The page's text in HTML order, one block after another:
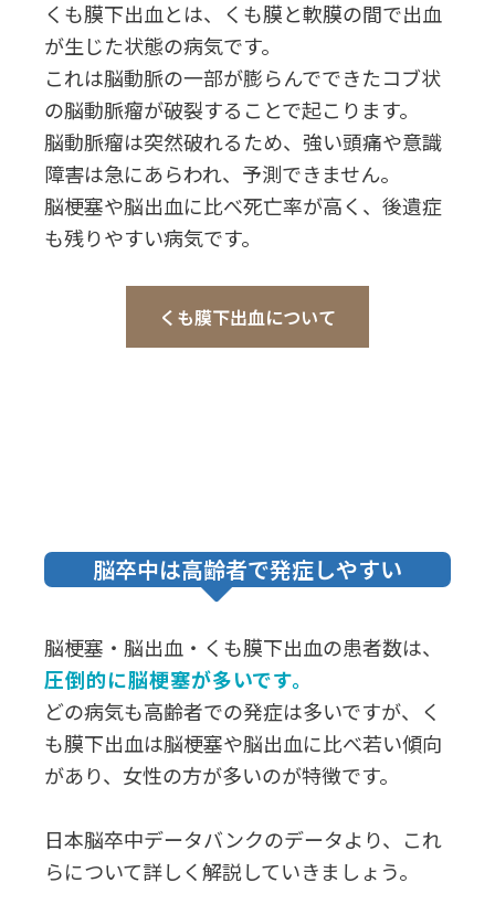
くも膜下出血とは、くも膜と軟膜の間で出血
が生じた状態の病気です。
これは脳動脈の一部が膨らんでできたコブ状
の脳動脈瘤が破裂することで起こります。
脳動脈瘤は突然破れるため、強い頭痛や意識
障害は急にあらわれ、予測できません。
脳梗塞や脳出血に比べ死亡率が高く、後遺症
も残りやすい病気です。
くも膜下出血について
脳卒中は高齢者で発症しやすい
脳梗塞・脳出血・くも膜下出血の患者数は、
圧倒的に脳梗塞が多いです。
どの病気も高齢者での発症は多いですが、く
も膜下出血は脳梗塞や脳出血に比べ若い傾向
があり、女性の方が多いのが特徴です。
日本脳卒中データバンクのデータより、これ
らについて詳しく解説していきましょう。